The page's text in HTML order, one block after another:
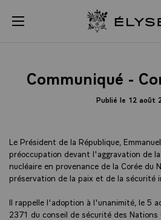
menu
Communiqué -
Publié le 12 août
Le Président de la République,
préoccupation devant l'aggravation de
nucléaire en provenance de la Corée du
préservation de la paix et de la sécurité
Il rappelle l'adoption à l'unanimité, le 5
2371 du conseil de sécurité des
Panneau de gestion des cookies